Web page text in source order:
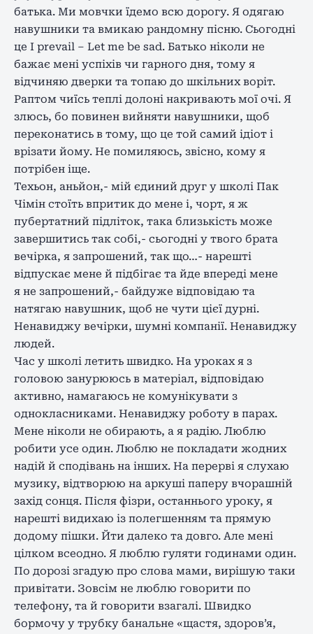
батька. Ми мовчки їдемо всю дорогу. Я одягаю
навушники та вмикаю рандомну пісню. Сьогодні
це I prevail – Let me be sad. Батько ніколи не
бажає мені успіхів чи гарного дня, тому я
відчиняю дверки та топаю до шкільних воріт.
Раптом чиїсь теплі долоні накривають мої очі. Я
злюсь, бо повинен вийняти навушники, щоб
переконатись в тому, що це той самий ідіот і
врізати йому. Не помиляюсь, звісно, кому я
потрібен іще.
Техьон, аньйон,- мій єдиний друг у школі Пак
Чімін стоїть впритик до мене і, чорт, я ж
пубертатний підліток, така близькість може
завершитись так собі,- сьогодні у твого брата
вечірка, я запрошений, так що…- нарешті
відпускає мене й підбігає та йде впереді мене
я не запрошений,- байдуже відповідаю та
натягаю навушник, щоб не чути цієї дурні.
Ненавиджу вечірки, шумні компанії. Ненавиджу
людей.
Час у школі летить швидко. На уроках я з
головою занурююсь в матеріал, відповідаю
активно, намагаюсь не комунікувати з
однокласниками. Ненавиджу роботу в парах.
Мене ніколи не обирають, а я радію. Люблю
робити усе один. Люблю не покладати жодних
надій й сподівань на інших. На перерві я слухаю
музику, відтворюю на аркуші паперу вчорашній
захід сонця. Після фізри, останнього уроку, я
нарешті видихаю із полегшенням та прямую
додому пішки. Йти далеко та довго. Але мені
цілком всеодно. Я люблю гуляти годинами один.
По дорозі згадую про слова мами, вирішую таки
привітати. Зовсім не люблю говорити по
телефону, та й говорити взагалі. Швидко
бормочу у трубку банальне «щастя, здоров’я,